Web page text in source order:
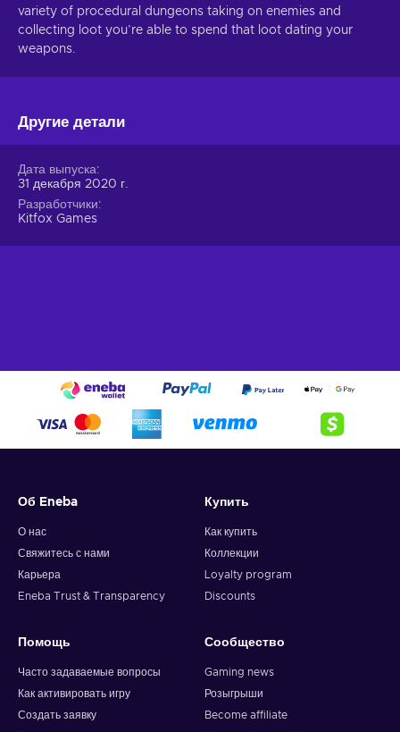
variety of procedural dungeons taking on enemies and
collecting loot you’re able to spend that loot dating your
weapons.
Другие детали
Дата выпуска
31 декабря 2020 г.
Разработчики
Kitfox Games
Об Eneba
О нас
Свяжитесь с нами
Карьера
Eneba Trust & Transparency
Купить
Как купить
Коллекции
Loyalty program
Discounts
Помощь
Часто задаваемые вопросы
Как активировать игру
Создать заявку
Сообщество
Gaming news
Розыгрыши
Become affiliate